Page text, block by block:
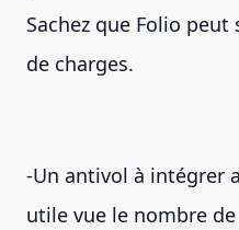
Sachez que Folio peut
de charges.
-Un antivol à intégrer
utile vue le nombre